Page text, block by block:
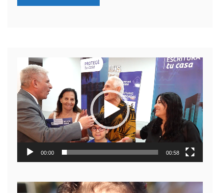
Reproductor
de
video
00:00 00:58
Reproductor